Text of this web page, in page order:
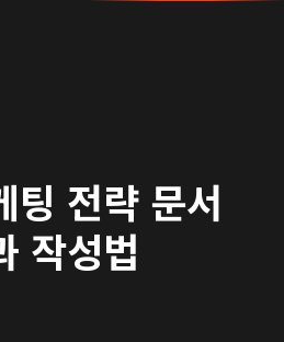
팅 전략 문서
작성법